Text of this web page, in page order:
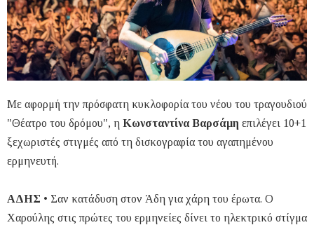
Με αφορμή την πρόσφατη κυκλοφορία του νέου του τραγουδιού
"Θέατρο του δρόμου", η Κωνσταντίνα Βαρσάμη επιλέγει 10+1
ξεχωριστές στιγμές από τη δισκογραφία του αγαπημένου
ερμηνευτή.
ΑΔΗΣ • Σαν κατάδυση στον Άδη για χάρη του έρωτα. Ο
Χαρούλης στις πρώτες του ερμηνείες δίνει το ηλεκτρικό στίγμα